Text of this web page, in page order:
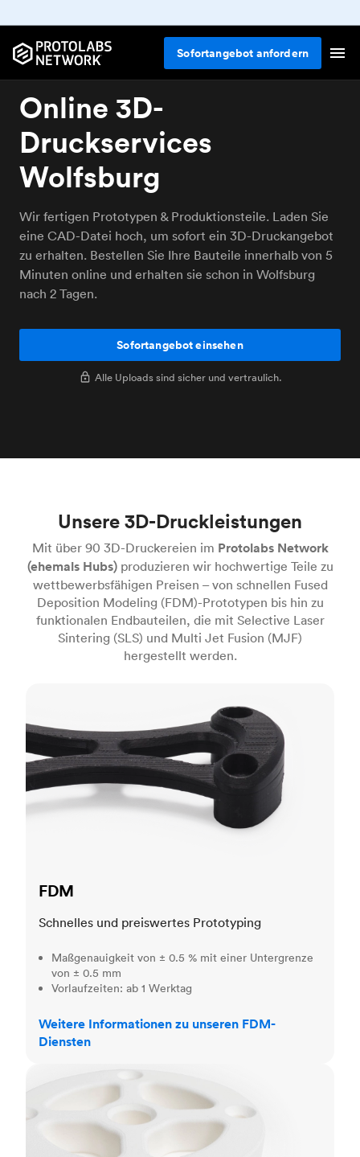
Sofortangebot anfordern
Online 3D-
Druckservices
Wolfsburg
Wir fertigen Prototypen & Produktionsteile. Laden Sie
eine CAD-Datei hoch, um sofort ein 3D-Druckangebot
zu erhalten. Bestellen Sie Ihre Bauteile innerhalb von 5
Minuten online und erhalten sie schon in Wolfsburg
nach 2 Tagen.
Sofortangebot einsehen
Alle Uploads sind sicher und vertraulich.
Unsere 3D-Druckleistungen
Mit über 90 3D-Druckereien im Protolabs Network
(ehemals Hubs)produzieren wir hochwertige Teile zu
wettbewerbsfähigen Preisen – von schnellen Fused
Deposition Modeling (FDM)-Prototypen bis hin zu
funktionalen Endbauteilen, die mit Selective Laser
Sintering (SLS) und Multi Jet Fusion (MJF)
hergestellt werden.
FDM
Schnelles und preiswertes Prototyping
Maßgenauigkeit von ± 0.5 % mit einer Untergrenze
von ± 0.5 mm
Vorlaufzeiten: ab 1 Werktag
Weitere Informationen zu unseren FDM-
Diensten